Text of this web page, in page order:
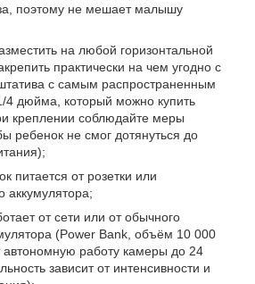
поэтому не мешает малышу
на любой горизонтальной
практически на чем угодно с
с самым распространенным
4 дюйма, который можно купить
креплении соблюдайте меры
ребенок не смог дотянуться до
питается от розетки или
аккумулятора;
от сети или от обычного
(Power Bank, объём 10 000
автономную работу камеры до 24
зависит от интенсивности и